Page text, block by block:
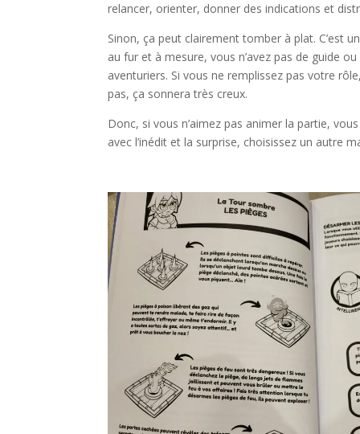
relancer, orienter, donner des indications et
Sinon, ça peut clairement tomber à plat. C’est
au fur et à mesure, vous n’avez pas de guide
aventuriers. Si vous ne remplissez pas votre
pas, ça sonnera très creux.
Donc, si vous n’aimez pas animer la partie,
avec l’inédit et la surprise, choisissez un autre